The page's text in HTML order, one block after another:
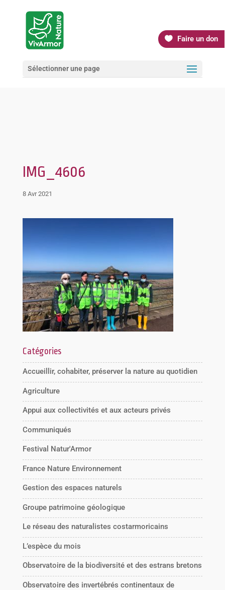
Faire un don
Sélectionner une page
IMG_4606
8 Avr 2021
Catégories
Accueillir, cohabiter, préserver la nature au quotidien
Agriculture
Appui aux collectivités et aux acteurs privés
Communiqués
Festival Natur'Armor
France Nature Environnement
Gestion des espaces naturels
Groupe patrimoine géologique
Le réseau des naturalistes costarmoricains
L’espèce du mois
Observatoire de la biodiversité et des estrans bretons
Observatoire des invertébrés continentaux de